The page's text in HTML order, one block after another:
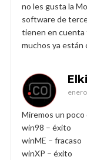
no les gusta la
software de
tienen en cuenta
muchos ya están
Miremos un
win98 – éxito
winME – fracaso
winXP – éxito